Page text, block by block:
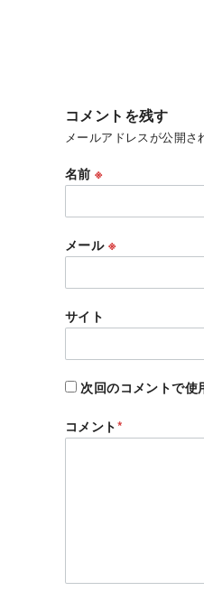
コメントを残す
メールアドレスが公開さ
名前※
メール ※
サイト
次回のコメントで使
コメント*